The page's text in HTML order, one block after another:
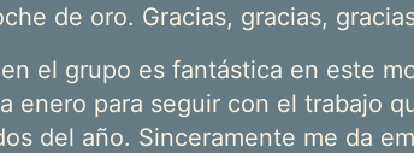
de oro. Gracias, gracias,
el grupo es fantástica en este
enero para seguir con el trabajo
del año. Sinceramente me da